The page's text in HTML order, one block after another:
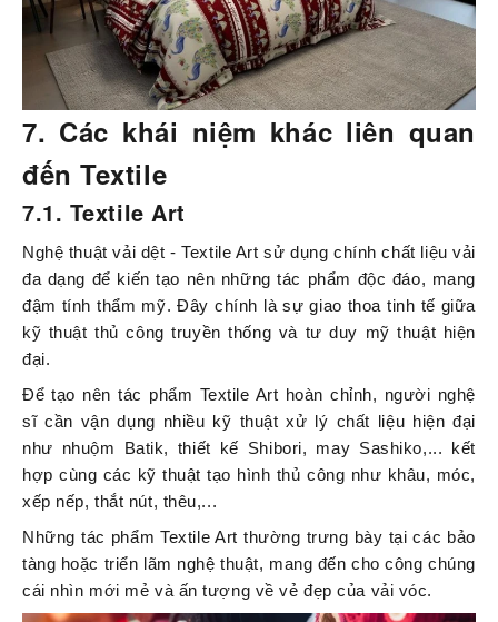
7. Các khái niệm khác liên quan
đến Textile
7.1. Textile Art
Nghệ thuật vải dệt - Textile Art sử dụng chính chất liệu vải
đa dạng để kiến tạo nên những tác phẩm độc đáo, mang
đậm tính thẩm mỹ. Đây chính là sự giao thoa tinh tế giữa
kỹ thuật thủ công truyền thống và tư duy mỹ thuật hiện
đại.
Để tạo nên tác phẩm Textile Art hoàn chỉnh, người nghệ
sĩ cần vận dụng nhiều kỹ thuật xử lý chất liệu hiện đại
như nhuộm Batik, thiết kế Shibori, may Sashiko,... kết
hợp cùng các kỹ thuật tạo hình thủ công như khâu, móc,
xếp nếp, thắt nút, thêu,...
Những tác phẩm Textile Art thường trưng bày tại các bảo
tàng hoặc triển lãm nghệ thuật, mang đến cho công chúng
cái nhìn mới mẻ và ấn tượng về vẻ đẹp của vải vóc.